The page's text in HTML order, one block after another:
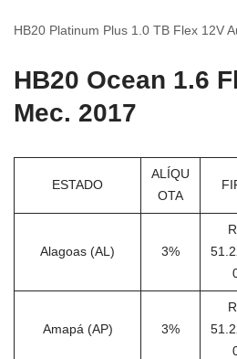
HB20 Platinum Plus 1.0 TB Flex 12V
HB20 Ocean 1.6
Mec. 2017
ESTADO
ALÍQU
OTA
Alagoas (AL) 3%
Amapá (AP) 3%